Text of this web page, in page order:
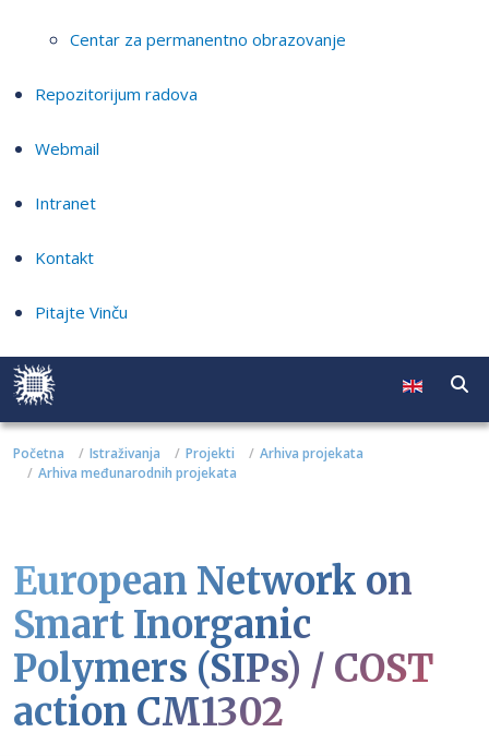
Centar za permanentno obrazovanje
Repozitorijum radova
Webmail
Intranet
Kontakt
Pitajte Vinču
Početna Istraživanja Projekti
Arhiva projekata
Arhiva međunarodnih projekata
European Network on
Smart Inorganic
Polymers (SIPs) / COST
action CM1302